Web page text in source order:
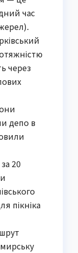
час
через
депо в
за 20
пікніка